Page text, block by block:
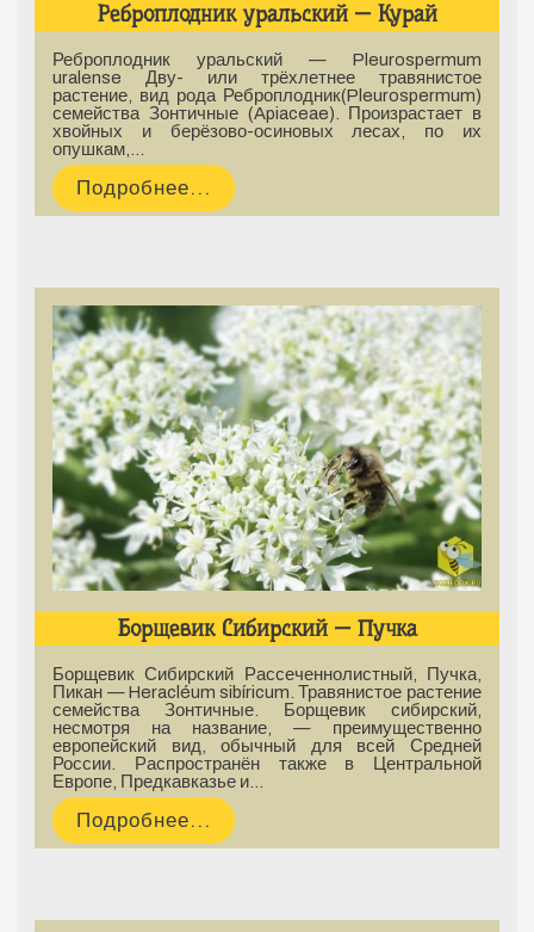
Реброплодник уральский — Курай
Реброплодник уральский — Pleurospermum
uralense Дву- или трёхлетнее травянистое
растение, вид рода Реброплодник(Pleurospermum)
семейства Зонтичные (Apiaceae). Произрастает в
хвойных и берёзово-осиновых лесах, по их
опушкам,…
Подробнее...
Борщевик Сибирский — Пучка
Борщевик Сибирский Рассеченнолистный, Пучка,
Пикан — Heracléum sibíricum. Травянистое растение
семейства Зонтичные. Борщевик сибирский,
несмотря на название, — преимущественно
европейский вид, обычный для всей Средней
России. Распространён также в Центральной
Европе, Предкавказье и…
Подробнее...